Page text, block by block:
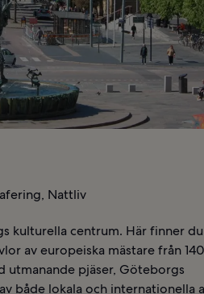
Nattliv
kulturella centrum. Här finner du
av europeiska mästare från
utmanande pjäser, Göteborgs
både lokala och internationella